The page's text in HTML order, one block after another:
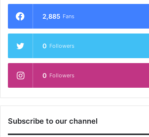
2,885 Fans
0 Followers
0 Followers
Subscribe to our channel